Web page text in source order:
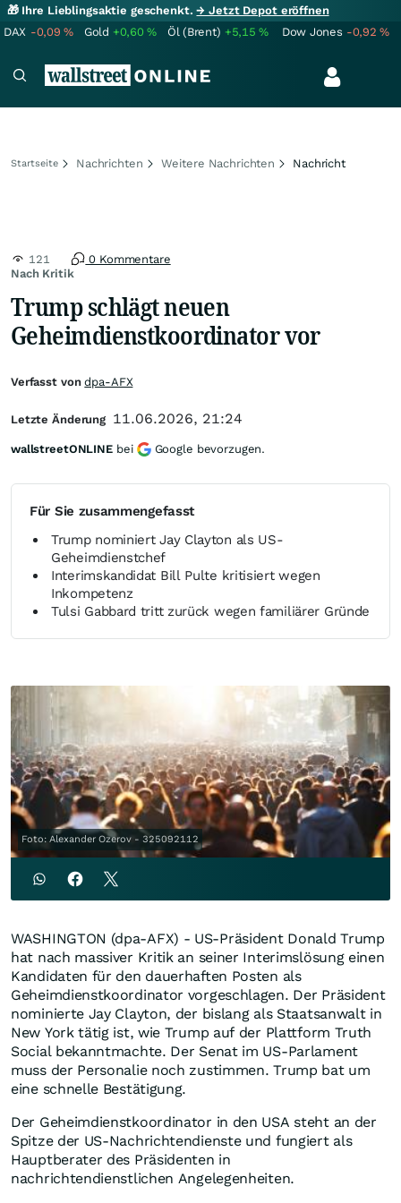
🎁 Ihre Lieblingsaktie geschenkt.→ Jetzt Depot eröffnen
DAX -0,09% Gold +0,60% Öl (Brent) +5,15% Dow Jones -0,92%
Startseite Nachrichten Weitere Nachrichten Nachricht
Nach Kritik
121 0 Kommentare
Trump schlägt neuen
Geheimdienstkoordinator vor
Für Sie zusammengefasst
Trump nominiert Jay Clayton als US-
Geheimdienstchef
Interimskandidat Bill Pulte kritisiert wegen
Inkompetenz
Tulsi Gabbard tritt zurück wegen familiärer Gründe
Foto: Alexander Ozerov - 325092112
WASHINGTON (dpa-AFX) - US-Präsident Donald Trump
hat nach massiver Kritik an seiner Interimslösung einen
Kandidaten für den dauerhaften Posten als
Geheimdienstkoordinator vorgeschlagen. Der Präsident
nominierte Jay Clayton, der bislang als Staatsanwalt in
New York tätig ist, wie Trump auf der Plattform Truth
Social bekanntmachte. Der Senat im US-Parlament
muss der Personalie noch zustimmen. Trump bat um
eine schnelle Bestätigung.
Der Geheimdienstkoordinator in den USA steht an der
Spitze der US-Nachrichtendienste und fungiert als
Hauptberater des Präsidenten in
nachrichtendienstlichen Angelegenheiten.
Verfasst vondpa-AFX
Letzte Änderung 11.06.2026, 21:24
wallstreetONLINE bei Google bevorzugen.